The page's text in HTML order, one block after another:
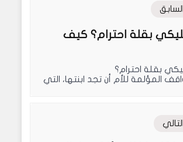
بقلة احترام؟ كيف
بقلة احترام؟
المؤلمة للأم أن تجد ابنتها، التي